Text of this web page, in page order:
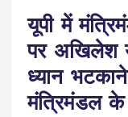
यूपी में
पर अखिलेश
ध्यान
मंत्रिमंडल के